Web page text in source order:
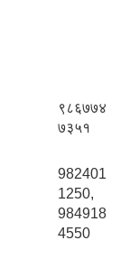
९८६७७४
७३५१
982401
1250,
984918
4550